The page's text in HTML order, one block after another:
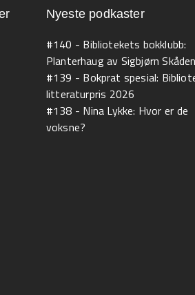
Nyeste podkaster
#140 - Bibliotekets bokklubb:
Planterhaug av Sigbjørn Skåden
#139 - Bokprat spesial:
litteraturpris 2026
#138 - Nina Lykke: Hvor er de
voksne?